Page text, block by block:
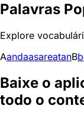
Palavras
Explore
AandaasareatanB
Baixe o
todo o